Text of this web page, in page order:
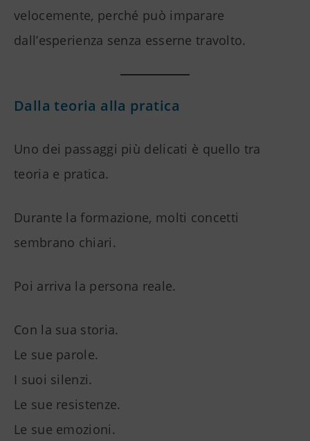
velocemente, perché può imparare
dall’esperienza senza esserne travolto.
Dalla teoria alla pratica
Uno dei passaggi più delicati è quello tra
teoria e pratica.
Durante la formazione, molti concetti
sembrano chiari.
Poi arriva la persona reale.
Con la sua storia.
Le sue parole.
I suoi silenzi.
Le sue resistenze.
Le sue emozioni.